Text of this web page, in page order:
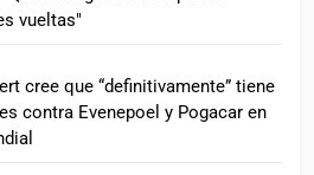
vueltas"
cree que “definitivamente” tiene
contra Evenepoel y Pogacar en